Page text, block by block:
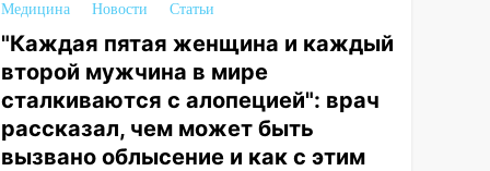
Медицина Новости Статьи
"Каждая пятая женщина и каждый
второй мужчина в мире
сталкиваются с алопецией": врач
рассказал, чем может быть
вызвано облысение и как с этим